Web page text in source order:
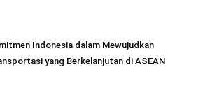
Indonesia dalam Mewujudkan
yang Berkelanjutan di ASEAN